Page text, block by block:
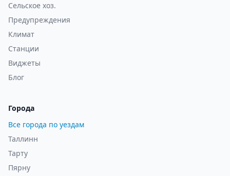
Сельское хоз.
Предупреждения
Климат
Станции
Виджеты
Блог
Города
Все города по уездам
Таллинн
Тарту
Пярну